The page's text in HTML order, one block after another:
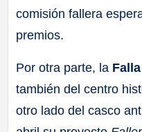
comisión fallera
premios.
Por otra parte, la
también del centro
otro lado del casco